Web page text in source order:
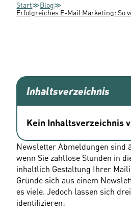
Start≫Blog≫
Erfolgreiches E-Mail Marketing: So
Inhaltsverzeichnis
Kein Inhaltsverzeichnis
Newsletter Abmeldungen sind
wenn Sie zahllose Stunden in
inhaltlich Gestaltung Ihrer
Gründe sich aus einem
es viele. Jedoch lassen sich
identifizieren: